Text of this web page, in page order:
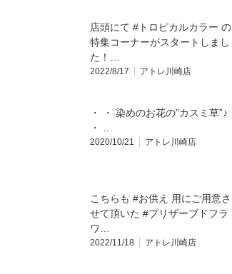
店頭にて #トロピカルカラー の
特集コーナーがスタートしまし
た！…
2022/8/17 アトレ川崎店
・ ・ 染めのお花の”カスミ草”♪
・ …
2020/10/21 アトレ川崎店
こちらも #お供え 用にご用意さ
せて頂いた #プリザーブドフラ
ワ…
2022/11/18 アトレ川崎店